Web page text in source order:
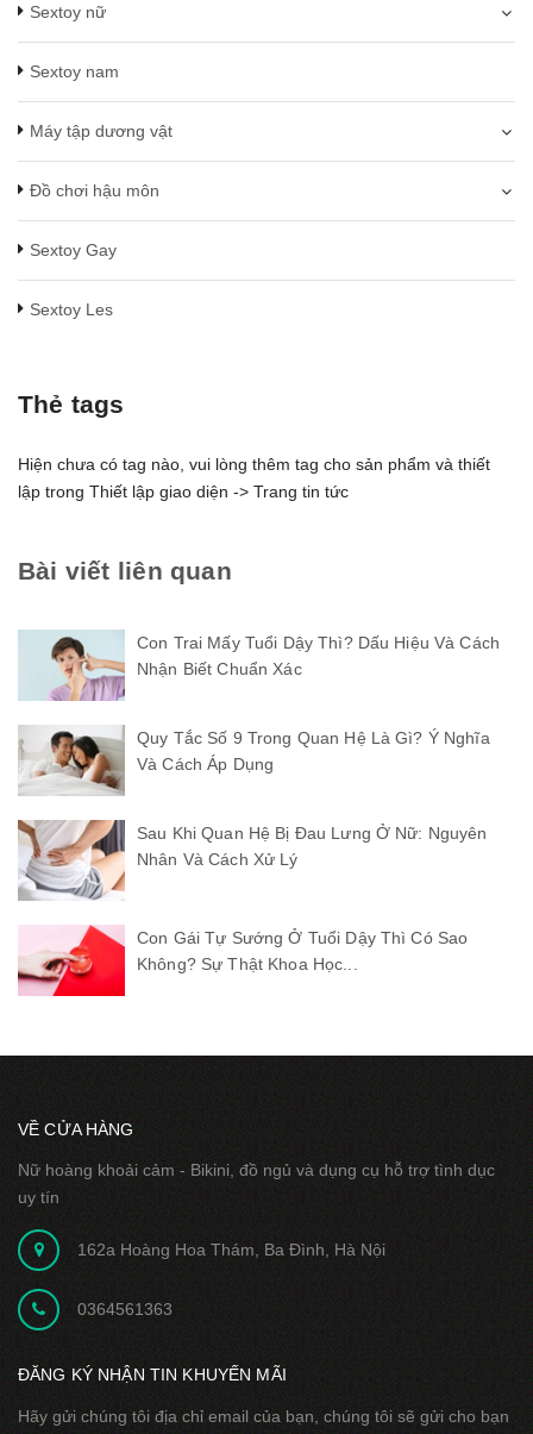
Sextoy nữ
Sextoy nam
Máy tập dương vật
Đồ chơi hậu môn
Sextoy Gay
Sextoy Les
Thẻ tags
Hiện chưa có tag nào, vui lòng thêm tag cho sản phẩm và thiết
lập trong Thiết lập giao diện -> Trang tin tức
Bài viết liên quan
Con Trai Mấy Tuổi Dậy Thì? Dấu Hiệu Và Cách
Nhận Biết Chuẩn Xác
Quy Tắc Số 9 Trong Quan Hệ Là Gì? Ý Nghĩa
Và Cách Áp Dụng
Sau Khi Quan Hệ Bị Đau Lưng Ở Nữ: Nguyên
Nhân Và Cách Xử Lý
Con Gái Tự Sướng Ở Tuổi Dậy Thì Có Sao
Không? Sự Thật Khoa Học...
VỀ CỬA HÀNG
Nữ hoàng khoải cảm - Bikini, đồ ngủ và dụng cụ hỗ trợ tình dục
uy tín
162a Hoàng Hoa Thám, Ba Đình, Hà Nội
0364561363
ĐĂNG KÝ NHẬN TIN KHUYẾN MÃI
Hãy gửi chúng tôi địa chỉ email của bạn, chúng tôi sẽ gửi cho bạn